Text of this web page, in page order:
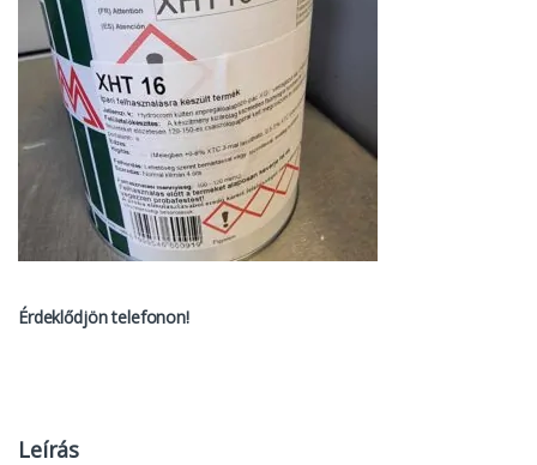
Érdeklődjön telefonon!
Leírás